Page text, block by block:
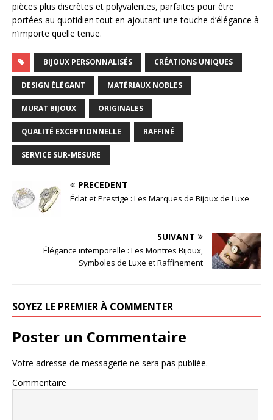
pièces plus discrètes et polyvalentes, parfaites pour être
portées au quotidien tout en ajoutant une touche d’élégance à
n’importe quelle tenue.
BIJOUX PERSONNALISÉS CRÉATIONS UNIQUES
DESIGN ÉLÉGANT MATÉRIAUX NOBLES
MURAT BIJOUX ORIGINALES
QUALITÉ EXCEPTIONNELLE RAFFINÉ
SERVICE SUR-MESURE
PRÉCÉDENT
Éclat et Prestige : Les Marques de Bijoux de Luxe
SUIVANT
Élégance intemporelle : Les Montres Bijoux,
Symboles de Luxe et Raffinement
SOYEZ LE PREMIER À COMMENTER
Poster un Commentaire
Votre adresse de messagerie ne sera pas publiée.
Commentaire